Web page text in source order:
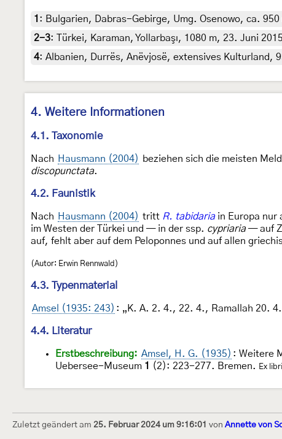
1 : Bulgarien, Dabras-Gebirge, Umg. Osenowo, ca.
2-3:
Türkei, Karaman, Yollarbaşı, 1080 m, 23. Juni
4: Albanien, Durrës, Anëvjosë, extensives Kulturland,
4. Weitere Informationen
4.1. Taxonomie
Nach Hausmann (2004) beziehen sich die meisten
discopunctata.
4.2. Faunistik
Nach Hausmann (2004) tritt R. tabidariain Europa nur
im Westen der Türkei und — in der ssp. cypriaria— auf
auf, fehlt aber auf dem Peloponnes und auf allen
(Autor: Erwin Rennwald)
4.3. Typenmaterial
Amsel (1935: 243) : „K. A. 2. 4., 22. 4., Ramallah 20.
4.4. Literatur
Erstbeschreibung: Amsel, H. G. (1935) : Weitere
Uebersee-Museum 1 (2): 223-277. Bremen. Ex
Zuletzt geändert am 25. Februar 2024 um 9:16:01 von Annette von